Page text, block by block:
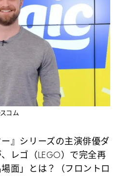
コム
』シリーズの主演俳優ダ
レゴ（LEGO）で完全再
面」とは？（フロントロ